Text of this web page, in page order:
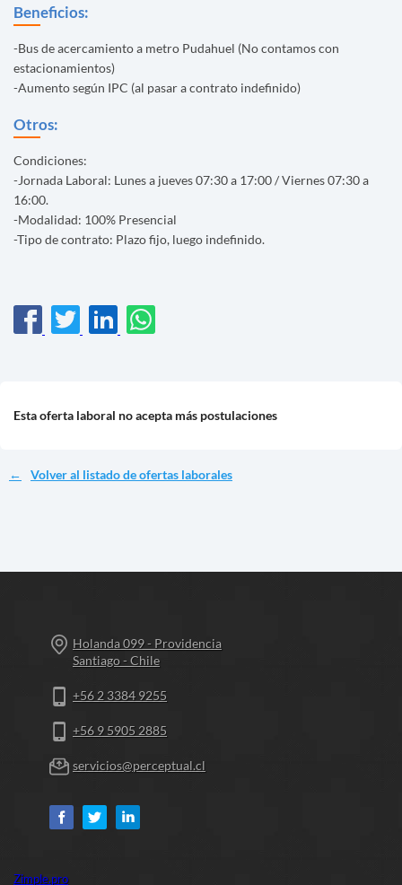
Beneficios:
-Bus de acercamiento a metro Pudahuel (No contamos con
estacionamientos)
-Aumento según IPC (al pasar a contrato indefinido)
Otros:
Condiciones:
-Jornada Laboral: Lunes a jueves 07:30 a 17:00 / Viernes 07:30 a
16:00.
-Modalidad: 100% Presencial
-Tipo de contrato: Plazo fijo, luego indefinido.
Esta oferta laboral no acepta más postulaciones
Volver al listado de ofertas laborales
Holanda 099 - Providencia
Santiago - Chile
+56 2 3384 9255
+56 9 5905 2885
servicios@perceptual.cl
Zimple.pro